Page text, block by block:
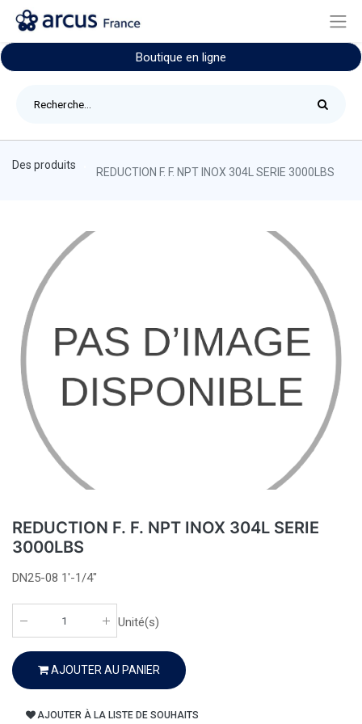
Boutique en ligne
Des produits
REDUCTION F. F. NPT INOX 304L SERIE 3000LBS
REDUCTION F. F. NPT INOX 304L SERIE
3000LBS
DN25-08 1'-1/4"
Unité(s)
AJOUTER AU PANIER
AJOUTER À LA LISTE DE SOUHAITS